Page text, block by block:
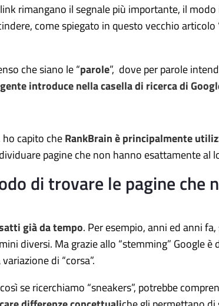
rimangano il segnale più importante, il
come spiegato in questo vecchio articolo
che siano le “parole”, dove per parole
introduce nella casella di ricerca di
capito cheRankBrain è principalmente
pagine che non hanno esattamente
di trovare le pagine che
già da tempo. Per esempio, anni ed anni
diversi. Ma grazie allo “stemming” Google
di “corsa”.
se ricerchiamo “sneakers”, potrebbe